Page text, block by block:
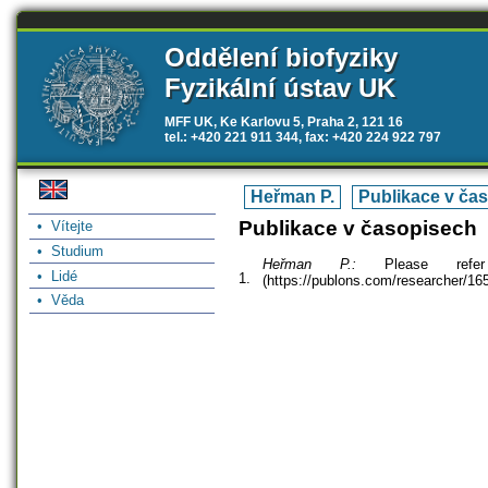
Oddělení biofyziky
Fyzikální ústav UK
MFF UK, Ke Karlovu 5, Praha 2, 121 16
tel.: +420 221 911 344, fax: +420 224 922 797
• Vítejte
• Studium
• Lidé
• Věda
Heřman P. Publikace v
Publikace v časopisech
1.
Heřman P.: Please
(https://publons.com/researcher/